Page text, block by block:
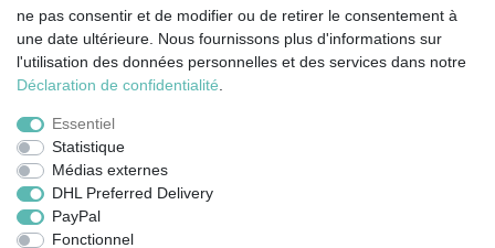
Mentions légales Déclaration de confidentialité
Conditions générales
Rétracter le contrat ici
ne pas consentir et de modifier ou de retirer le consentement à
une date ultérieure. Nous fournissons plus d'informations sur
l'utilisation des données personnelles et des services dans notre
Déclaration de confidentialité
Essentiel
Statistique
Médias externes
DHL Preferred Delivery
PayPal
Fonctionnel